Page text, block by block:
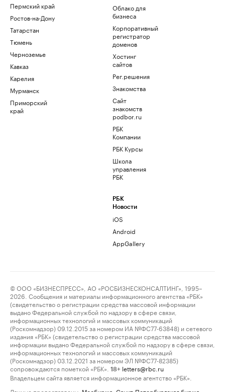
Пермский край
Ростов-на-Дону
Татарстан
Тюмень
Черноземье
Кавказ
Карелия
Мурманск
Приморский
край
Облако для
бизнеса
Корпоративный
регистратор
доменов
Хостинг
сайтов
Рег.решения
Знакомства
Сайт
знакомств
podbor.ru
РБК
Компании
РБК Курсы
Школа
управления
РБК
РБК
Новости
iOS
Android
AppGallery
© ООО «БИЗНЕСПРЕСС», АО «РОСБИЗНЕСКОНСАЛТИНГ», 1995–
2026. Сообщения и материалы информационного агентства «РБК»
(свидетельство о регистрации средства массовой информации
выдано Федеральной службой по надзору в сфере связи,
информационных технологий и массовых коммуникаций
(Роскомнадзор) 09.12.2015 за номером ИА №ФС77-63848) и сетевого
издания «РБК» (свидетельство о регистрации средства массовой
информации выдано Федеральной службой по надзору в сфере связи,
информационных технологий и массовых коммуникаций
(Роскомнадзор) 03.12.2021 за номером ЭЛ №ФС77-82385)
сопровождаются пометкой «РБК».
18+ letters@rbc.ru
Владельцем сайта является информационное агентство «РБК».